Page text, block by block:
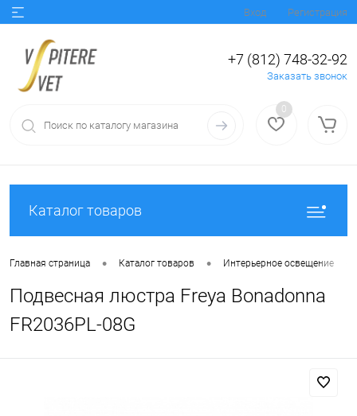
Вход Регистрация
+7 (812) 748-32-92
Заказать звонок
0
Каталог товаров
Главная страница • Каталог товаров • Интерьерное освещение
Подвесная люстра Freya Bonadonna
FR2036PL-08G